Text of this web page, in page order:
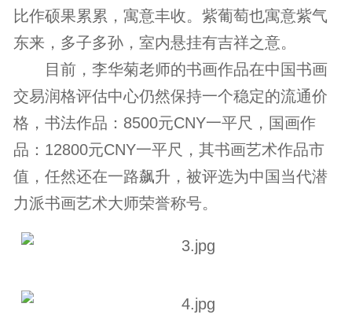
比作硕果累累，寓意丰收。紫葡萄也寓意紫气
东来，多子多孙，室内悬挂有吉祥之意。
目前，李华菊老师的书画作品在中国书画
交易润格评估中心仍然保持一个稳定的流通价
格，书法作品：8500元CNY一平尺，国画作
品：12800元CNY一平尺，其书画艺术作品市
值，任然还在一路飙升，被评选为中国当代潜
力派书画艺术大师荣誉称号。